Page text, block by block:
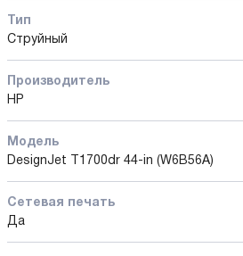
Тип
Струйный
Производитель
HP
Модель
DesignJet T1700dr 44-in (W6B56A)
Сетевая печать
Да